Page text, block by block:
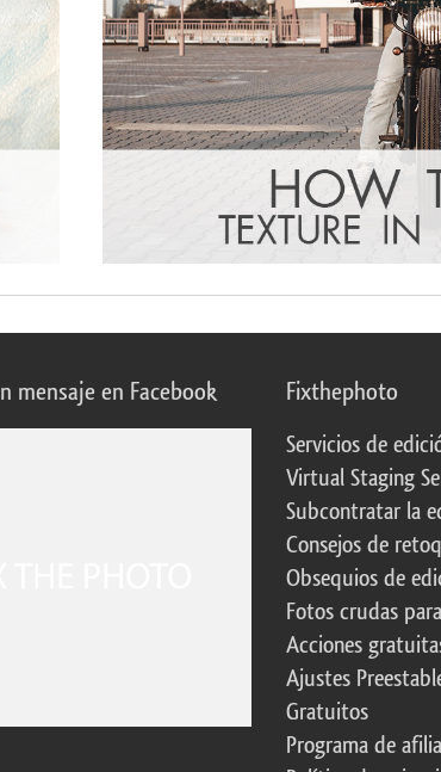
mensaje en Facebook Fixthephoto
Servicios de
Virtual Staging
Subcontratar la
Consejos de
Obsequios de
Fotos crudas
Acciones
Ajustes
Gratuitos
Programa de